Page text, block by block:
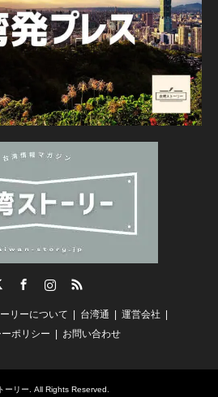
リーについて 台湾通
運営会社
ポリシー
お問い合わせ
ーリー. All Rights Reserved.